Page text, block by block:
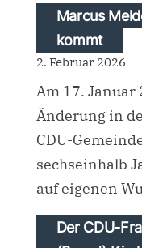
Marcus
kommt
2. Februar 2026
Am 17. Januar
Änderung in
CDU-
sechseinhalb
auf eigenen
Der CDU-